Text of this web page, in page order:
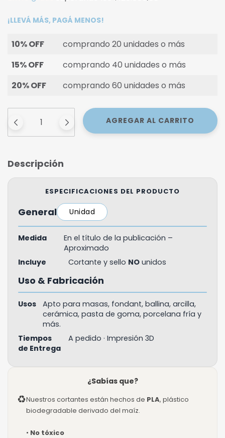
¡LLEVÁ MÁS, PAGÁ MENOS!
10% OFF
comprando 20 unidades o más
15% OFF
comprando 40 unidades o más
20% OFF
comprando 60 unidades o más
Descripción
ESPECIFICACIONES DEL PRODUCTO
General Unidad
Medida
En el título de la publicación –
Aproximado
Incluye
Cortante y sello NO unidos
Uso & Fabricación
Usos
Apto para masas, fondant, ballina, arcilla,
cerámica, pasta de goma, porcelana fría y
más.
Tiempos
de Entrega
A pedido · Impresión 3D
¿Sabías que?
♻Nuestros cortantes están hechos de PLA, plástico
biodegradable derivado del maíz.
• No tóxico